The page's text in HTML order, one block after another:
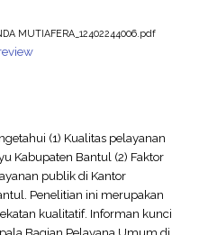
MUTIAFERA_12402244006.pdf
(1) Kualitas pelayanan
Kabupaten Bantul (2) Faktor
publik di Kantor
Penelitian ini merupakan
kualitatif. Informan kunci